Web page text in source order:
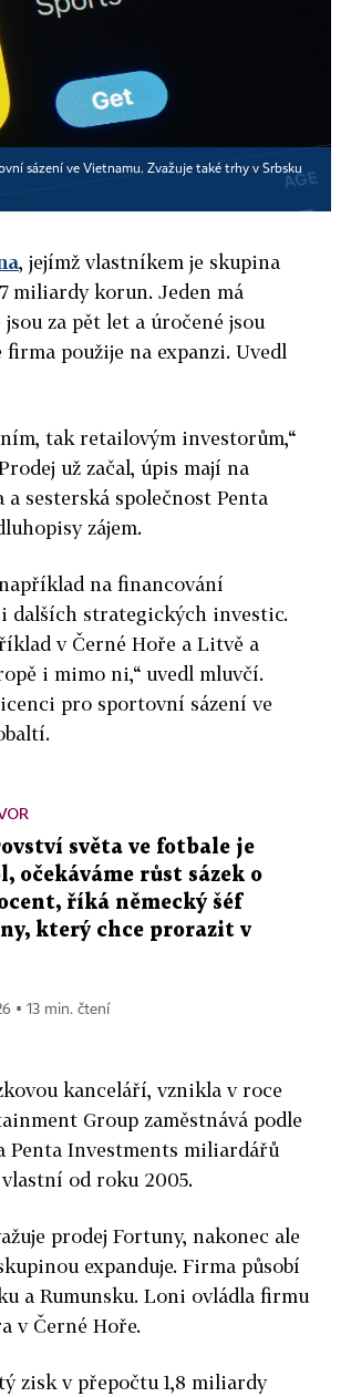
sázení ve Vietnamu. Zvažuje také trhy v Srbsku
, jejímž vlastníkem je skupina
miliardy korun. Jeden má
za pět let a úročené jsou
použije na expanzi. Uvedl
tak retailovým investorům,“
už začal, úpis mají na
sesterská společnost Penta
zájem.
na financování
dalších strategických investic.
v Černé Hoře a Litvě a
i mimo ni,“ uvedl mluvčí.
pro sportovní sázení ve
světa ve fotbale je
očekáváme růst sázek o
říká německý šéf
který chce prorazit v
▪ 13 min. čtení
kanceláří, vznikla v roce
Group zaměstnává podle
Investments miliardářů
od roku 2005.
prodej Fortuny, nakonec ale
expanduje. Firma působí
a Rumunsku. Loni ovládla firmu
v Černé Hoře.
zisk v přepočtu 1,8 miliardy